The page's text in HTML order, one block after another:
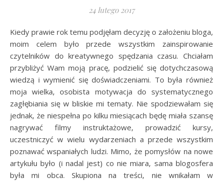
24 lutego 2017
Kiedy prawie rok temu podjęłam decyzję o założeniu bloga,
moim celem było przede wszystkim zainspirowanie
czytelników do kreatywnego spędzania czasu. Chciałam
przybliżyć Wam moją pracę, podzielić się dotychczasową
wiedzą i wymienić się doświadczeniami. To była również
moja wielka, osobista motywacja do systematycznego
zagłębiania się w bliskie mi tematy. Nie spodziewałam się
jednak, że niespełna po kilku miesiącach będę miała szansę
nagrywać filmy instruktażowe, prowadzić kursy,
uczestniczyć w wielu wydarzeniach a przede wszystkim
poznawać wspaniałych ludzi. Mimo, że pomysłów na nowe
artykułu było (i nadal jest) co nie miara, sama blogosfera
była mi obca. Skupiona na treści, nie wnikałam w